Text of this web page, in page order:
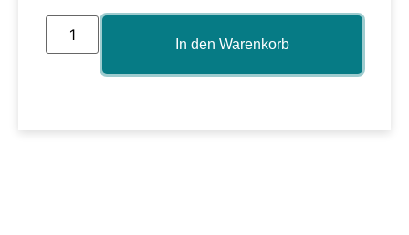
In den Warenkorb